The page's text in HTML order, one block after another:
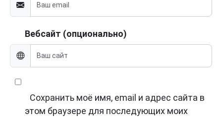
Вебсайт (опционально)
Сохранить моё имя, email и адрес сайта в
этом браузере для последующих моих